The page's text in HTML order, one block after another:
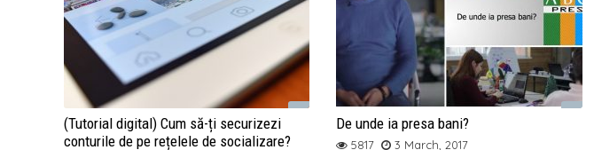
(Tutorial digital) Cum să-ți securizezi
conturile de pe rețelele de socializare?
De unde ia presa bani?
5817 3 March, 2017